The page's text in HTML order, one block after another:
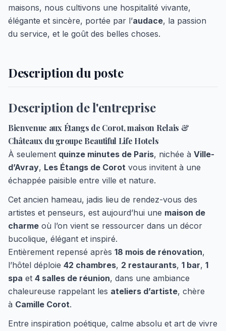
maisons, nous cultivons une hospitalité vivante,
élégante et sincère, portée par l’audace, la passion
du service, et le goût des belles choses.
Description du poste
Description de l'entreprise
Bienvenue aux Étangs de Corot, maison Relais &
Châteaux du groupe Beautiful Life Hotels
À seulement quinze minutes de Paris, nichée à Ville-
d’Avray, Les Étangs de Corot vous invitent à une
échappée paisible entre ville et nature.
Cet ancien hameau, jadis lieu de rendez-vous des
artistes et penseurs, est aujourd’hui une maison de
charme où l’on vient se ressourcer dans un décor
bucolique, élégant et inspiré.
Entièrement repensé après 18 mois de rénovation,
l’hôtel déploie 42 chambres, 2 restaurants, 1 bar, 1
spa et 4 salles de réunion, dans une ambiance
chaleureuse rappelant les ateliers d’artiste, chère
à Camille Corot.
Entre inspiration poétique, calme absolu et art de vivre